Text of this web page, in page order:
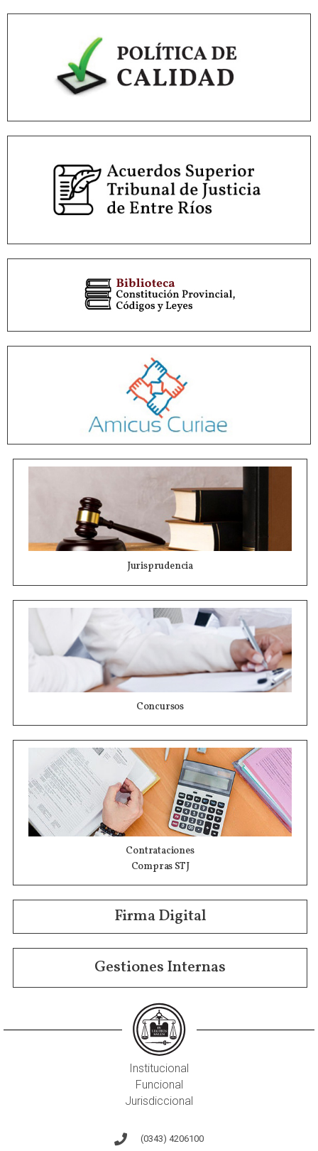
Jurisprudencia
Concursos
Contrataciones
Compras STJ
Firma Digital
Gestiones Internas
Institucional
Funcional
Jurisdiccional
(0343) 4206100